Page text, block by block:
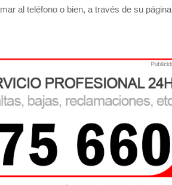
al teléfono o bien, a través de su página